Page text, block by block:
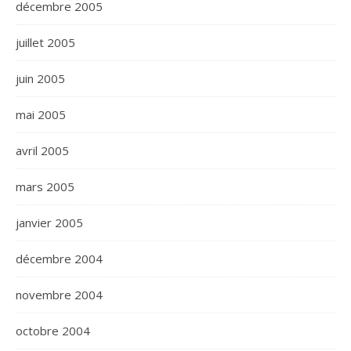
décembre 2005
juillet 2005
juin 2005
mai 2005
avril 2005
mars 2005
janvier 2005
décembre 2004
novembre 2004
octobre 2004